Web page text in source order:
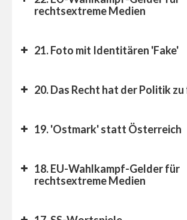
rechtsextreme Medien
21. Foto mit Identitären 'Fake'
20. Das Recht hat der Politik
19. 'Ostmark' statt Österreich
18. EU-Wahlkampf-Gelder für
rechtsextreme Medien